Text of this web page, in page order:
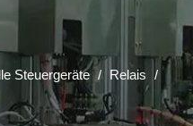
Steuergeräte / Relais /